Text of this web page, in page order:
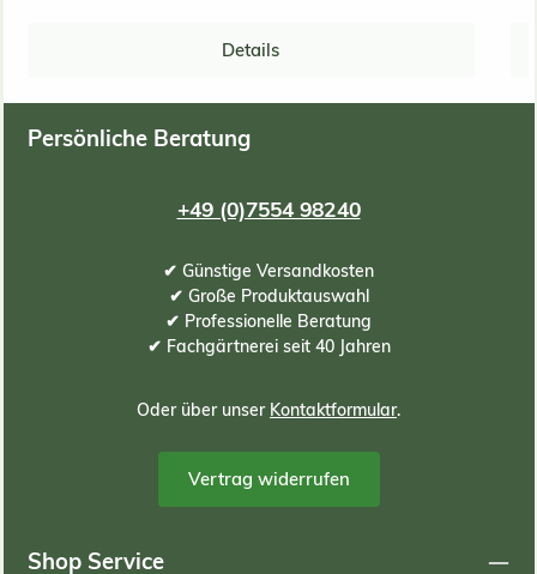
Details
Persönliche Beratung
+49 (0)7554 98240
✔ Günstige Versandkosten
✔ Große Produktauswahl
✔ Professionelle Beratung
✔ Fachgärtnerei seit 40 Jahren
Oder über unser Kontaktformular.
Vertrag widerrufen
Shop Service